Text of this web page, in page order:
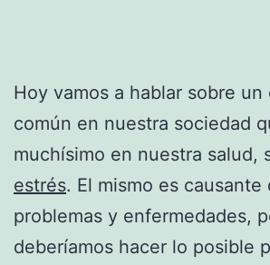
Hoy vamos a hablar sobre
común en nuestra sociedad
muchísimo en nuestra salud,
estrés. El mismo es causante
problemas y enfermedades,
deberíamos hacer lo posible